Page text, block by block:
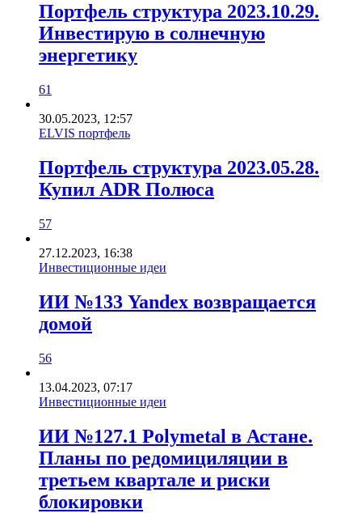
Портфель структура 2023.10.29.
Инвестирую в солнечную
энергетику
61
30.05.2023, 12:57
ELVIS портфель
Портфель структура 2023.05.28.
Купил ADR Полюса
57
27.12.2023, 16:38
Инвестиционные идеи
ИИ №133 Yandex возвращается
домой
56
13.04.2023, 07:17
Инвестиционные идеи
ИИ №127.1 Polymetal в Астане.
Планы по редомициляции в
третьем квартале и риски
блокировки